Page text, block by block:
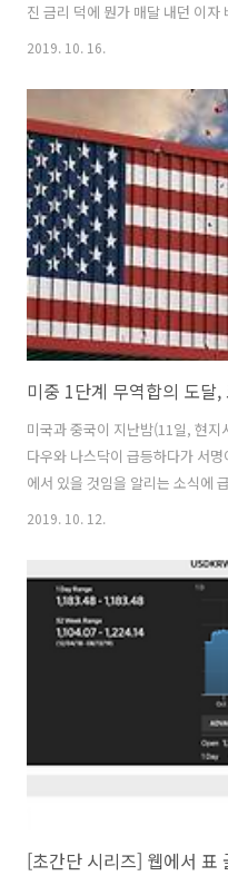
진 금리 덕에 뭔가 매달 내던 이
부동산 가격도 오르고 주식도 오
환율이 내리고 금리의 괴리가 커
발생할 때 말이지요. 하지만 지금
은 디플레이션을 걱정 할 때, 아니
도 무방한 시기입니다. 그러니 무
가 상승률은 1.5%였습니다. 아직
2019. 10. 16.
미중 1단계 무역합의 도달
미국과 중국이 지난밤(11일, 현
다우와 나스닥이 급등하다가 서
에서 있을 것임을 알리는 소식에
때문에 긍정적이나 불안하다는 시
기사나 '1년반' 전쟁 끝내나…트
이런 자극적 제목의 기사들이 보
니다. 무역전쟁은 둘 중 하나가
기 때문입니다. 이런 협상이 있
2019. 10. 12.
[초간단 시리즈] 웹에서 표